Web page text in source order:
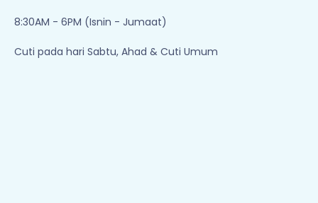
8:30AM - 6PM (Isnin - Jumaat)
Cuti pada hari Sabtu, Ahad & Cuti Umum